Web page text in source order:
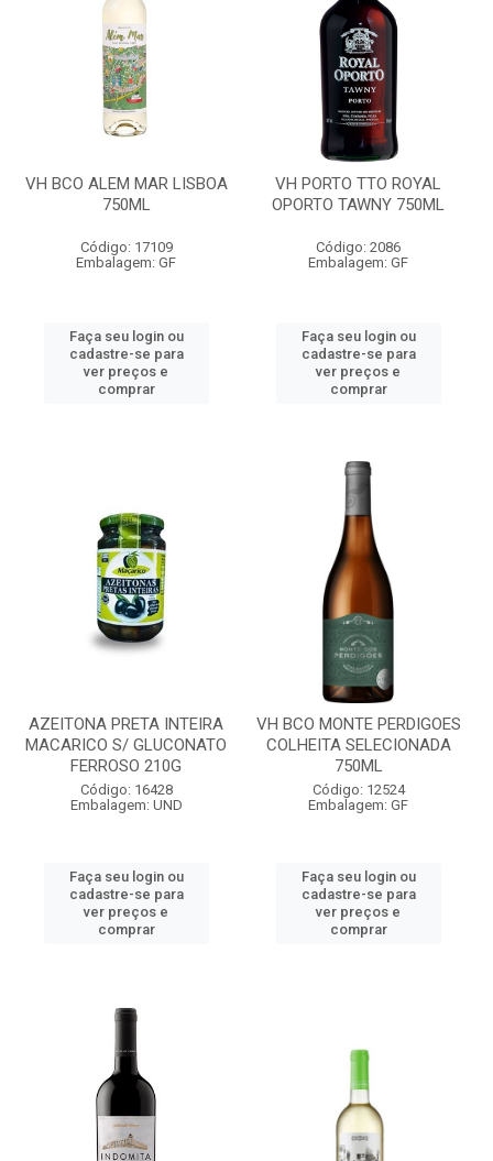
VH BCO ALEM MAR LISBOA
750ML
Código: 17109
Embalagem: GF
Faça seu login ou
cadastre-se para
ver preços e
comprar
VH PORTO TTO ROYAL
OPORTO TAWNY 750ML
Código: 2086
Embalagem: GF
Faça seu login ou
cadastre-se para
ver preços e
comprar
AZEITONA PRETA INTEIRA
MACARICO S/ GLUCONATO
FERROSO 210G
Código: 16428
Embalagem: UND
Faça seu login ou
cadastre-se para
ver preços e
comprar
VH BCO MONTE PERDIGOES
COLHEITA SELECIONADA
750ML
Código: 12524
Embalagem: GF
Faça seu login ou
cadastre-se para
ver preços e
comprar